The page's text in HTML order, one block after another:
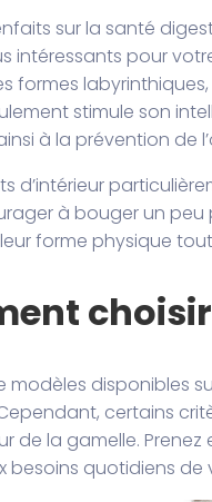
sur la santé
intéressants pour
formes
stimule son
à la prévention de
d’intérieur
à bouger un
forme physique
modèles disponibles
certains
de la gamelle.
besoins quotidiens de